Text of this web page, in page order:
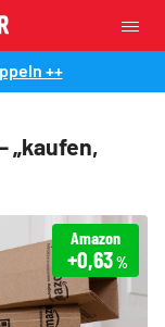
++
„kaufen,
Amazon
+0,63%